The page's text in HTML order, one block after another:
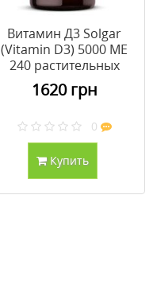
Витамин Д3 Solgar
(Vitamin D3) 5000 МЕ
240 растительных
капсул
1620 грн
0
Купить